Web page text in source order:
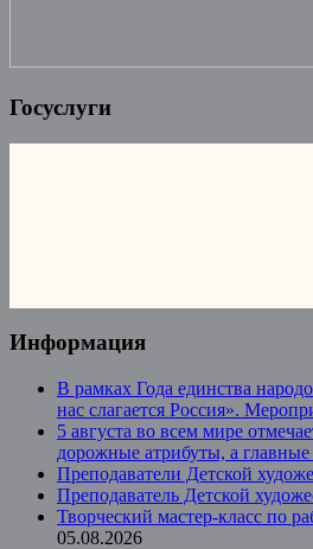
Госуслуги
Информация
В рамках Года единства
нас слагается Россия».
5 августа во всем мире
дорожные атрибуты, а
Преподаватели Детской
Преподаватель Детской
Творческий мастер-класс по
05.08.2026